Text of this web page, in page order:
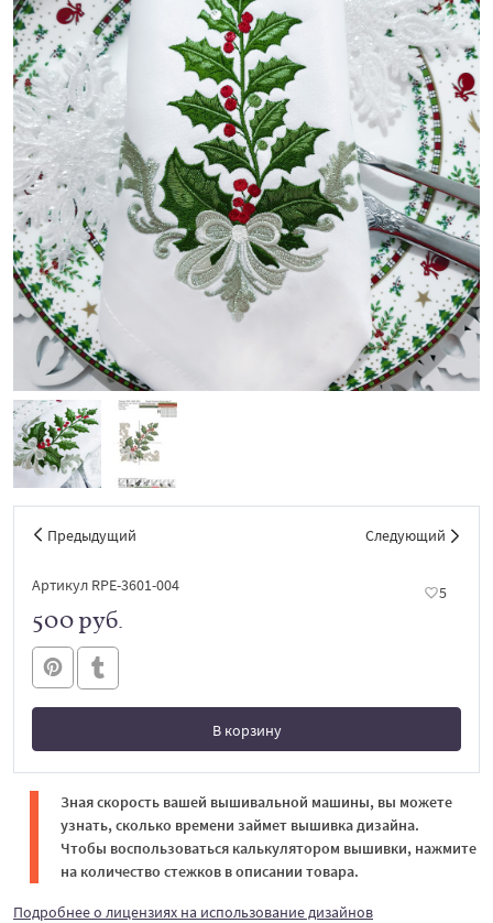
Предыдущий Следующий
Артикул RPE-3601-004 5
500 руб.
В корзину
В корзине
Зная скорость вашей вышивальной машины, вы можете
узнать, сколько времени займет вышивка дизайна.
Чтобы воспользоваться калькулятором вышивки, нажмите
на количество стежков в описании товара.
Подробнее о лицензиях на использование дизайнов